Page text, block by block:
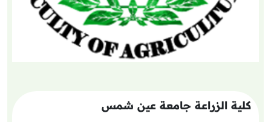
كلية الزراعة جامعة عين شمس